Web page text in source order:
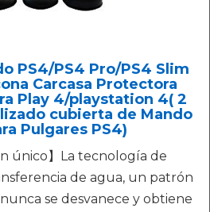
PS4/PS4 Pro/PS4 Slim
Carcasa Protectora
Play 4/playstation 4( 2
cubierta de Mando
Pulgares PS4)
único】La tecnología de
de agua, un patrón
se desvanece y obtiene